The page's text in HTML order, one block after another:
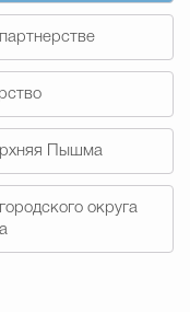
организации
Пышма
округа